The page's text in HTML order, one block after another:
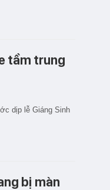
tầm trung
dịp lễ Giáng Sinh
bị màn